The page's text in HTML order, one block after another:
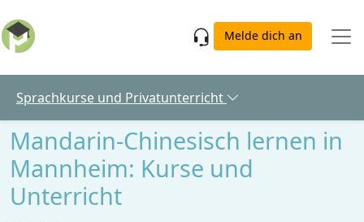
Melde dich an
Sprachkurse und Privatunterricht
Mandarin-Chinesisch lernen in
Mannheim: Kurse und
Unterricht